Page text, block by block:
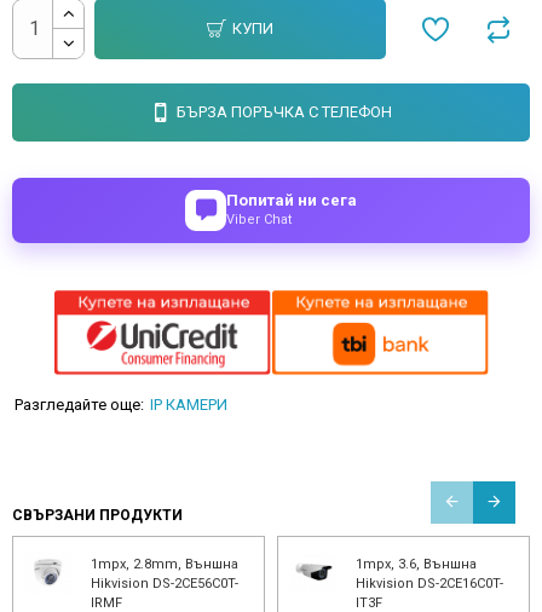
КУПИ
БЪРЗА ПОРЪЧКА С ТЕЛЕФОН
Попитай ни сега
Viber Chat
Разгледайте още: IP КАМЕРИ
СВЪРЗАНИ ПРОДУКТИ
1mpx, 2.8mm, Външна
Hikvision DS-2CE56C0T-
IRMF
1mpx, 3.6, Външна
Hikvision DS-2CE16C0T-
IT3F